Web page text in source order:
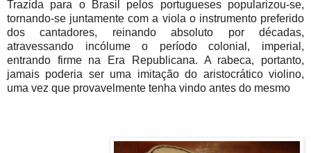
Trazida para o Brasil pelos portugueses popularizou-se,
tornando-se juntamente com a viola o instrumento preferido
dos cantadores, reinando absoluto por décadas,
atravessando incólume o período colonial, imperial,
entrando firme na Era Republicana. A rabeca, portanto,
jamais poderia ser uma imitação do aristocrático violino,
uma vez que provavelmente tenha vindo antes do mesmo